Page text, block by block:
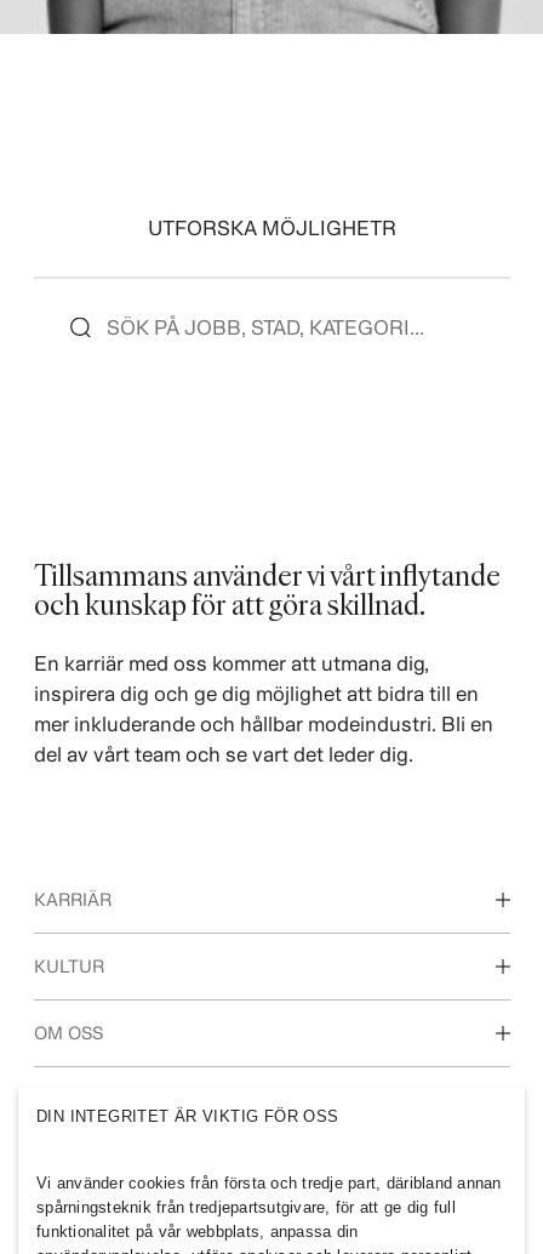
UTFORSKA MÖJLIGHETR
Tillsammans använder vi vårt inflytande
och kunskap för att göra skillnad. ​
En karriär med oss kommer att utmana dig,
inspirera dig och ge dig möjlighet att bidra till en
mer inkluderande och hållbar modeindustri. Bli en
del av vårt team och se vart det leder dig.
KARRIÄR
Våra arbetsområden
KULTUR
Vår kultur & förmåner
OM OSS
Hållbarhet
DIN INTEGRITET ÄR VIKTIG FÖR OSS
Vi använder cookies från första och tredje part, däribland annan
spårningsteknik från tredjepartsutgivare, för att ge dig full
funktionalitet på vår webbplats, anpassa din